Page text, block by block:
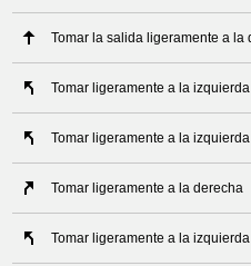
Tomar la salida ligeramente a la
Tomar ligeramente a la izquierda
Tomar ligeramente a la izquierda
Tomar ligeramente a la derecha
Tomar ligeramente a la izquierda